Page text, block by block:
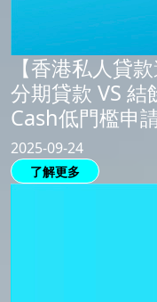
【香港私人貸
分期貸款 VS
Cash低門檻申
2025-09-24
了解更多